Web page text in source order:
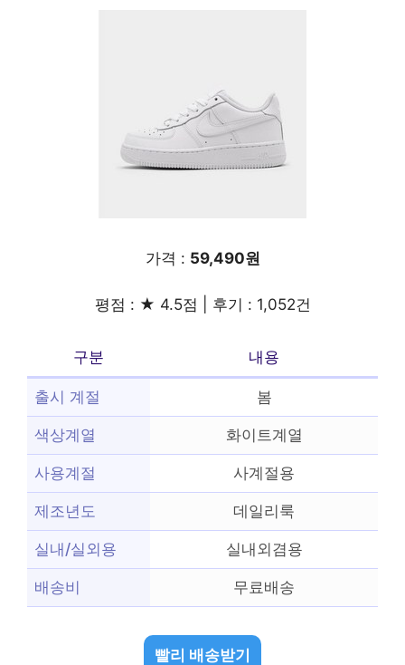
가격 : 59,490원
평점 : ★ 4.5점 | 후기 : 1,052건
구분 내용
출시 계절 봄
색상계열 화이트계열
사용계절 사계절용
제조년도 데일리룩
실내/실외용 실내외겸용
배송비 무료배송
빨리 배송받기